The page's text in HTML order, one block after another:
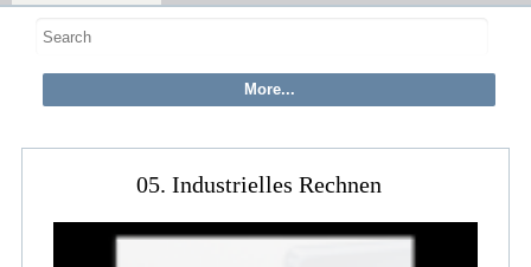
05. Industrielles Rechnen